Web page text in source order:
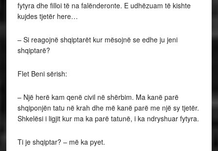
fytyra dhe filloi të na falënderonte. E udhëzuam të kishte
kujdes tjetër here…
– Si reagojnë shqiptarët kur mësojnë se edhe ju jeni
shqiptarë?
Flet Beni sërish:
– Një herë kam qenë civil në shërbim. Ma kanë parë
shqiponjën tatu në krah dhe më kanë parë me një sy tjetër.
Shkelësi i ligjit kur ma ka parë tatunë, i ka ndryshuar fytyra.
Ti je shqiptar? – më ka pyet.